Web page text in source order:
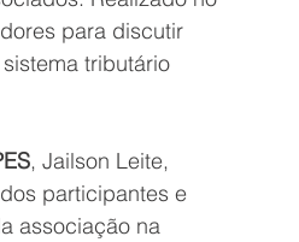
para discutir
tributário
, Jailson Leite,
participantes e
associação na